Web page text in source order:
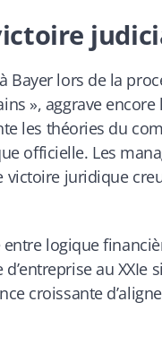
Bayer lors de la
», aggrave
les théories du
officielle. Les
juridique
logique
au XXIe
croissante